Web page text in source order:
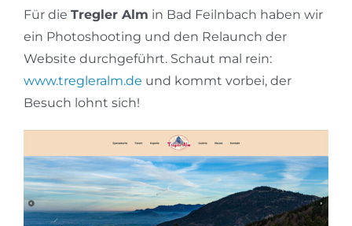
Für die Tregler Alm in Bad Feilnbach haben wir
ein Photoshooting und den Relaunch der
Website durchgeführt. Schaut mal rein:
www.tregleralm.de und kommt vorbei, der
Besuch lohnt sich!